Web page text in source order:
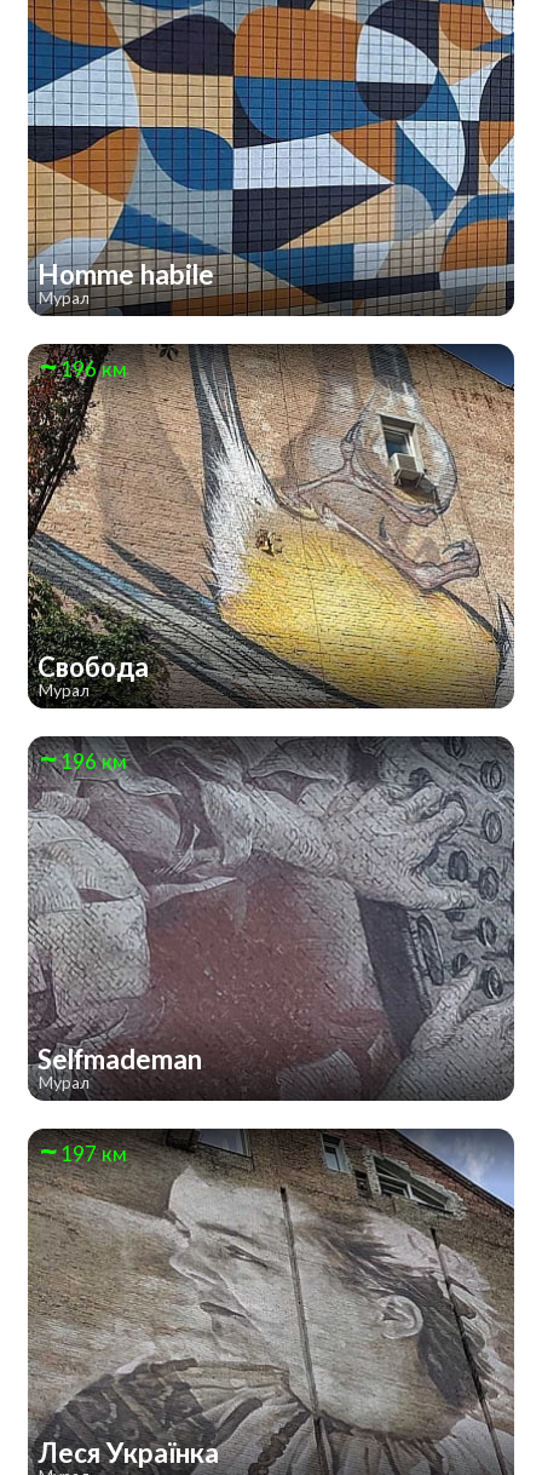
Homme habile
Мурал
196 км
Свобода
Мурал
196 км
Selfmademan
Мурал
197 км
Леся Українка